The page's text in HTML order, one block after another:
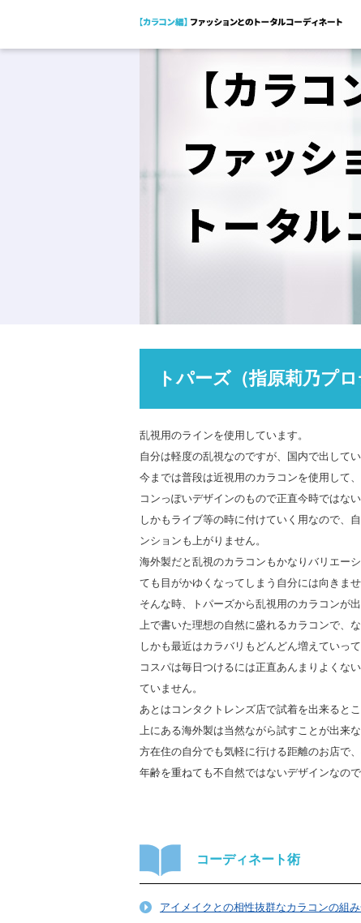
トパーズ（指原莉乃プロ
乱視用のラインを使用しています。
自分は軽度の乱視なのですが、国内で出して
今までは普段は近視用のカラコンを使用して
コンっぽいデザインのもので正直今時ではな
しかもライブ等の時に付けていく用なので、
ンションも上がりません。
海外製だと乱視のカラコンもかなりバリエー
ても目がかゆくなってしまう自分には向きませ
そんな時、トパーズから乱視用のカラコンが
上で書いた理想の自然に盛れるカラコンで、
しかも最近はカラバリもどんどん増えていっ
コスパは毎日つけるには正直あんまりよくな
ていません。
あとはコンタクトレンズ店で試着を出来るとこ
上にある海外製は当然ながら試すことが出
方在住の自分でも気軽に行ける距離のお店で
年齢を重ねても不自然ではないデザインなの
コーディネート術
アイメイクとの相性抜群なカラコンの組